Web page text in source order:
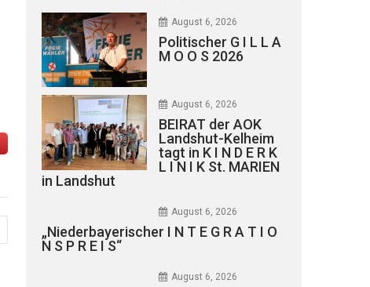
August 6, 2026
Politischer G I L L A
M O O S 2026
August 6, 2026
BEIRAT der AOK
Landshut-Kelheim
tagt in K I N D E R K
L I N I K St. MARIEN
in Landshut
August 6, 2026
„Niederbayerischer I N T E G R A T I O
N S P R E I S“
August 6, 2026